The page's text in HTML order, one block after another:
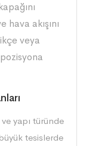
akışını
veya
yapı türünde
tesislerde